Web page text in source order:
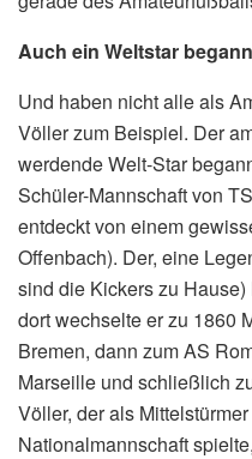
Auch ein Weltstar
Und haben nicht alle als
Völler zum Beispiel. Der
werdende Welt-Star
Schüler-Mannschaft von
entdeckt von einem
Offenbach). Der, eine
sind die Kickers zu
dort wechselte er zu 1860
Bremen, dann zum AS
Marseille und schließlich
Völler, der als
Nationalmannschaft